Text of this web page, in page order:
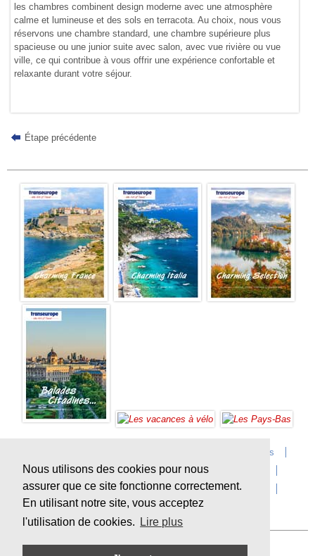
Nous utilisons des cookies pour nous
assurer que ce site fonctionne correctement.
En utilisant notre site, vous acceptez
l'utilisation de cookies.
Lire plus
les chambres combinent design moderne avec une atmosphère
calme et lumineuse et des sols en terracota. Au choix, nous vous
réservons une chambre standard, une chambre supérieure plus
spacieuse ou une junior suite avec salon, avec vue rivière ou vue
ville, ce qui contribue à vous offrir une expérience confortable et
relaxante durant votre séjour.
Étape précédente
Postes vacants
Contact
Questions? Agences
Conditions de voyage
Assurances
privacy
Durabilité